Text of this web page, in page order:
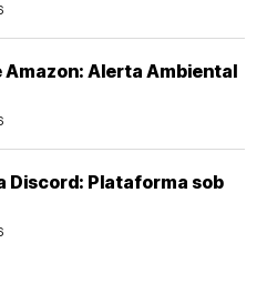
Amazon: Alerta Ambiental
Discord: Plataforma sob